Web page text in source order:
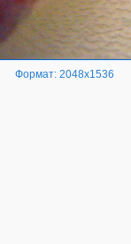
Формат: 2048x1536